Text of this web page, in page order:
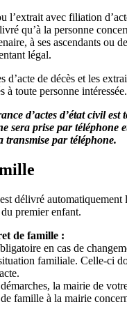
l’extrait avec filiation
qu’à la personne
à ses ascendants ou
légal.
d’acte de décès et les
à toute personne intéressée.
d’actes d’état civil est
sera prise par téléphone
transmise par téléphone.
délivré automatiquement
premier enfant.
de famille :
en cas de
familiale. Celle-ci
la mairie de
famille à la mairie